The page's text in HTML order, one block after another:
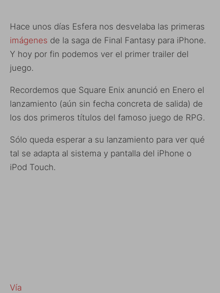
Hace unos días Esfera nos desvelaba las primeras
imágenes de la saga de Final Fantasy para iPhone.
Y hoy por fin podemos ver el primer trailer del
juego.
Recordemos que Square Enix anunció en Enero el
lanzamiento (aún sin fecha concreta de salida) de
los dos primeros títulos del famoso juego de RPG.
Sólo queda esperar a su lanzamiento para ver qué
tal se adapta al sistema y pantalla del iPhone o
iPod Touch.
Vía